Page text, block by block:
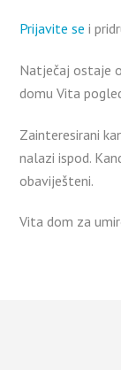
Prijavite se i
Natječaj ostaje
domu Vita
Zainteresirani
nalazi ispod.
obaviješteni.
Vita dom za